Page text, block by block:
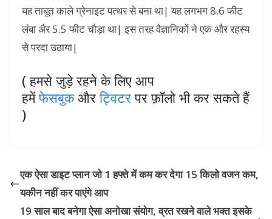
यह ताबूत काले ग्रेनाइट पत्थर से बना था| यह लगभग 8.6 फीट
लंबा अैर 5.5 फीट चौड़ा था| इस तरह वैज्ञानिकों ने एक और रहस्य
से परदा उठाया|
( हमसे जुड़े रहने के लिए आप
हमेंफेसबुकऔरट्विटरपर फ़ॉलो भी कर सकते हैं
)
एक ऐसा डाइट प्‍लान जो 1 हफ्ते में कम कर देगा 15 किलो वजन कम,
यकीन नहीं कर पाएंगे आप
19 साल बाद बनेगा ऐसा अनोखा संयोग, व्रत रखने वाले भक्त इसके